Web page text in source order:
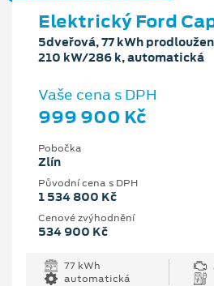
Elektrický Ford
5dveřová, 77 kWh
210 kW/286 k, automatická
Vaše cena s DPH
999 900 Kč
Pobočka
Zlín
Původní cena s DPH
1 534 800 Kč
Cenové zvýhodnění
534 900 Kč
77 kWh
automatická